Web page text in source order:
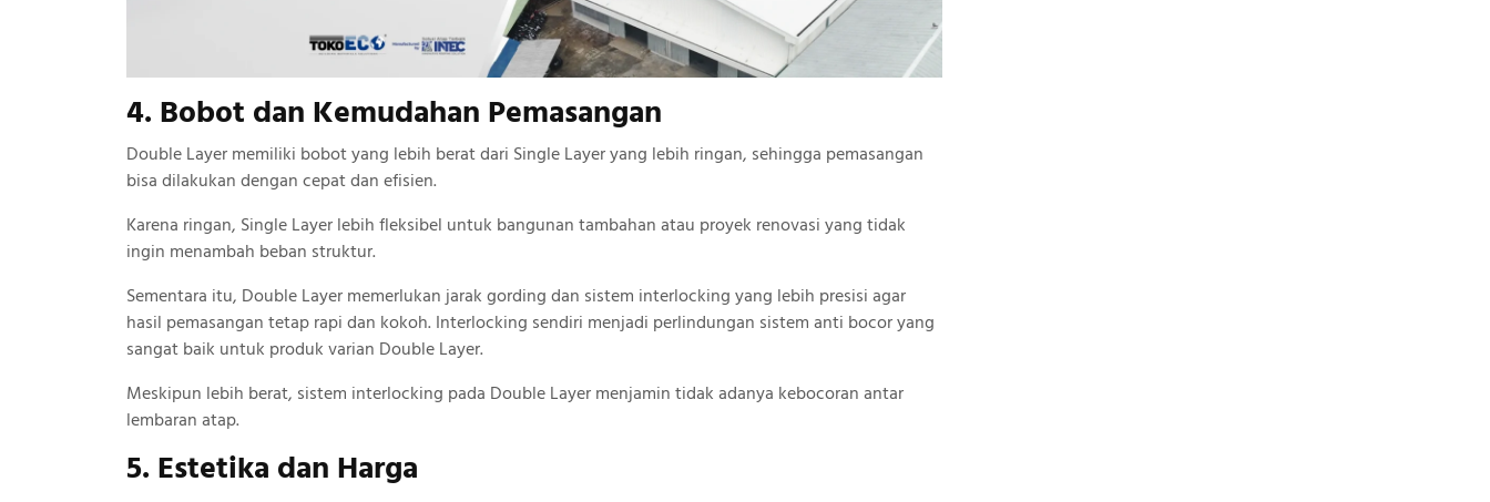
4. Bobot dan Kemudahan Pemasangan
Double Layer memiliki bobot yang lebih berat dari Single Layer yang lebih ringan, sehingga pemasangan
bisa dilakukan dengan cepat dan efisien.
Karena ringan, Single Layer lebih fleksibel untuk bangunan tambahan atau proyek renovasi yang tidak
ingin menambah beban struktur.
Sementara itu, Double Layer memerlukan jarak gording dan sistem interlocking yang lebih presisi agar
hasil pemasangan tetap rapi dan kokoh. Interlocking sendiri menjadi perlindungan sistem anti bocor yang
sangat baik untuk produk varian Double Layer.
Meskipun lebih berat, sistem interlocking pada Double Layer menjamin tidak adanya kebocoran antar
lembaran atap.
5. Estetika dan Harga